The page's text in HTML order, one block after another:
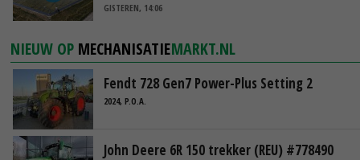
GISTEREN, 14:06
NIEUW OP MECHANISATIEMARKT.NL
Fendt 728 Gen7 Power-Plus Setting 2
2024, P.O.A.
John Deere 6R 150 trekker (REU) #778490